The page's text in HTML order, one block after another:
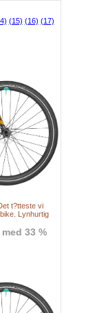
(15) (16) (17)
t?tteste vi
Lynhurtig
33 %